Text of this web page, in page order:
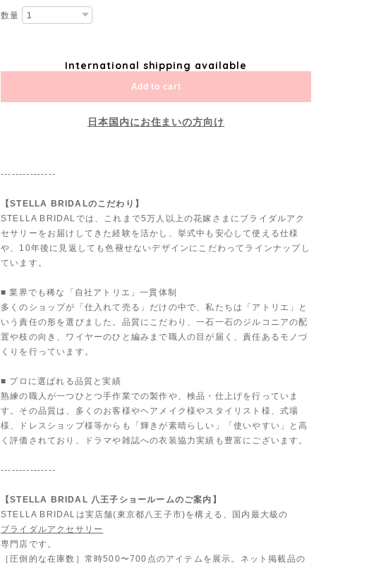
数量
International shipping available
Add to cart
日本国内にお住まいの方向け
---------------
【STELLA BRIDALのこだわり】
STELLA BRIDALでは、これまで5万人以上の花嫁さまにブライダルアク
セサリーをお届けしてきた経験を活かし、挙式中も安心して使える仕様
や、10年後に見返しても色褪せないデザインにこだわってラインナップし
ています。
■ 業界でも稀な「自社アトリエ」一貫体制
多くのショップが「仕入れて売る」だけの中で、私たちは「アトリエ」と
いう責任の形を選びました。品質にこだわり、一石一石のジルコニアの配
置や枝の向き、ワイヤーのひと編みまで職人の目が届く、責任あるモノづ
くりを行っています。
■ プロに選ばれる品質と実績
熟練の職人が一つひとつ手作業での製作や、検品・仕上げを行っていま
す。その品質は、多くのお客様やヘアメイク様やスタイリスト様、式場
様、ドレスショップ様等からも「輝きが素晴らしい」「使いやすい」と高
く評価されており、ドラマや雑誌への衣装協力実績も豊富にございます。
---------------
【STELLA BRIDAL 八王子ショールームのご案内】
STELLA BRIDALは実店舗(東京都八王子市)を構える、国内最大級の
ブライダルアクセサリー
専門店です。
［圧倒的な在庫数］常時500〜700点のアイテムを展示。ネット掲載品の